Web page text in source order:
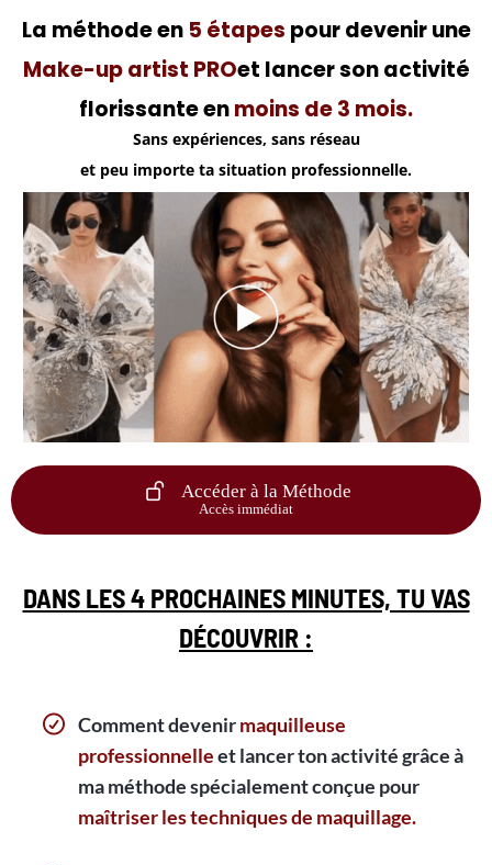
La méthode en 5 étapes pour devenir une
Make-up artist PROet lancer son activité
florissante enmoins de 3 mois.
Sans expériences, sans réseau
et peu importe ta situation professionnelle.
Accéder à la Méthode
Accès immédiat
DANS LES 4 PROCHAINES MINUTES, TU VAS
DÉCOUVRIR :
Comment devenirmaquilleuse
professionnelleet lancer ton activité grâce à
ma méthode spécialement conçue pour
maîtriser les techniques de maquillage.